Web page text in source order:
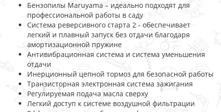
Бензопилы Maruyama – идеально подходят для
профессиональной работы в саду
Система реверсивного старта 2 - обеспечивает
легкий и плавный запуск без отдачи благодаря
амортизационной пружине
Антивибрационная система и система уменьшения
отдачи
Инерционный цепной тормоз для безопасной работы
Транзисторная электронная система зажигания
Регулируемая подача масла сверху
Легкий доступ к системе воздушной фильтрации